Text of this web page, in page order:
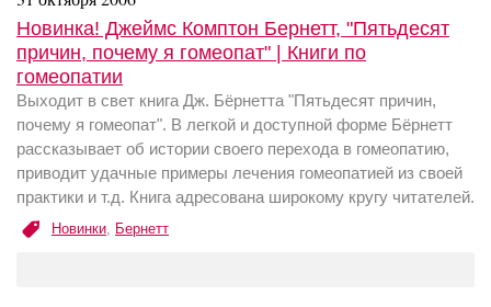
Новинка! Джеймс Комптон Бернетт, "Пятьдесят
причин, почему я гомеопат" | Книги по
гомеопатии
Выходит в свет книга Дж. Бёрнетта "Пятьдесят причин,
почему я гомеопат". В легкой и доступной форме Бёрнетт
рассказывает об истории своего перехода в гомеопатию,
приводит удачные примеры лечения гомеопатией из своей
практики и т.д. Книга адресована широкому кругу читателей.
Новинки, Бернетт